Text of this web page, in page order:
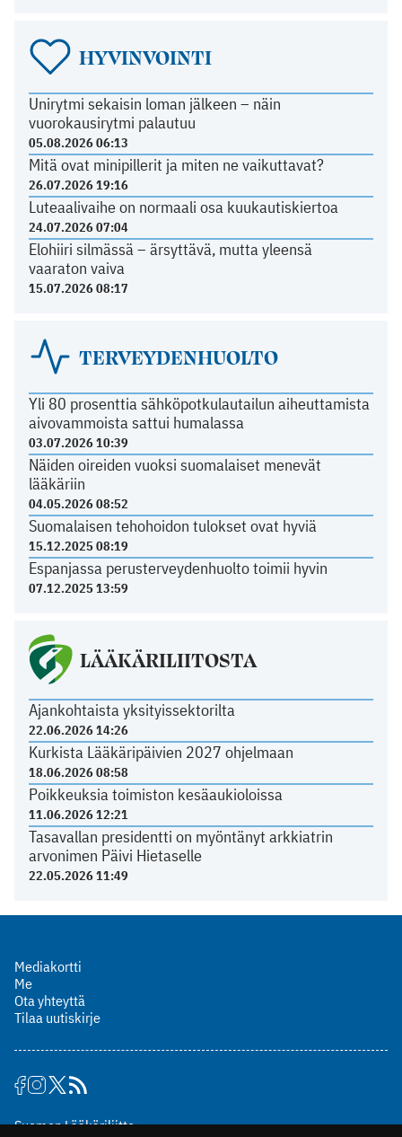
HYVINVOINTI
Unirytmi sekaisin loman jälkeen – näin
vuorokausirytmi palautuu
05.08.2026 06:13
Mitä ovat minipillerit ja miten ne vaikuttavat?
26.07.2026 19:16
Luteaalivaihe on normaali osa kuukautiskiertoa
24.07.2026 07:04
Elohiiri silmässä – ärsyttävä, mutta yleensä
vaaraton vaiva
15.07.2026 08:17
TERVEYDENHUOLTO
Yli 80 prosenttia sähköpotkulautailun aiheuttamista
aivovammoista sattui humalassa
03.07.2026 10:39
Näiden oireiden vuoksi suomalaiset menevät
lääkäriin
04.05.2026 08:52
Suomalaisen tehohoidon tulokset ovat hyviä
15.12.2025 08:19
Espanjassa perusterveydenhuolto toimii hyvin
07.12.2025 13:59
LÄÄKÄRILIITOSTA
Ajankohtaista yksityissektorilta
22.06.2026 14:26
Kurkista Lääkäripäivien 2027 ohjelmaan
18.06.2026 08:58
Poikkeuksia toimiston kesäaukioloissa
11.06.2026 12:21
Tasavallan presidentti on myöntänyt arkkiatrin
arvonimen Päivi Hietaselle
22.05.2026 11:49
Mediakortti
Me
Ota yhteyttä
Tilaa uutiskirje
Suomen Lääkäriliitto